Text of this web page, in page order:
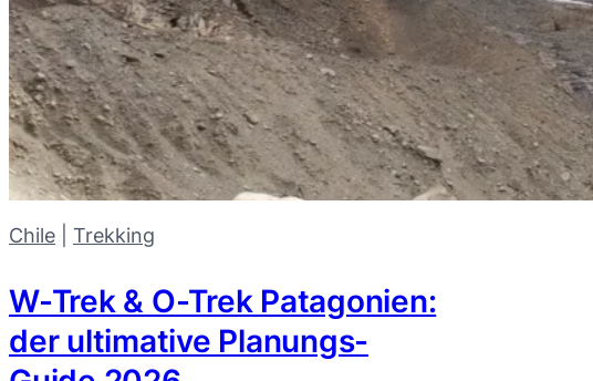
Chile Trekking
W-Trek & O-Trek Patagonien:
der ultimative Planungs-